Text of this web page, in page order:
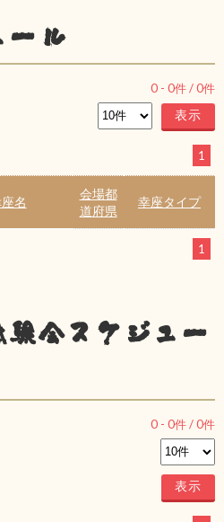
ール
0 - 0件 /0件
1
名
会場都
道府県
幸座タイプ
1
験会スケジュー
0 - 0件 /0件